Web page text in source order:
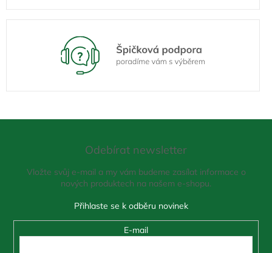
Odebírat newsletter
Vložte svůj e-mail a my vám budeme zasílat informace o
nových produktech na našem e-shopu.
E-mail